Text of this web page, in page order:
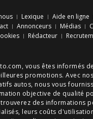
Lexique
Aide en ligne
Annonceurs Médias
Rédacteur
vous êtes informés
promotions. Avec nos
autos, nous vous
objective de qualité
trouverez des informations
leurs coûts